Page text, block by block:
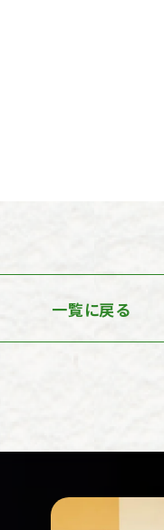
一覧に戻る